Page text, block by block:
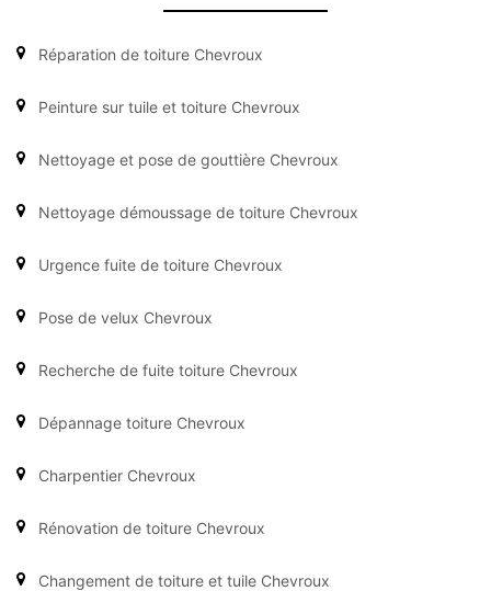
Réparation de toiture Chevroux
Peinture sur tuile et toiture Chevroux
Nettoyage et pose de gouttière Chevroux
Nettoyage démoussage de toiture Chevroux
Urgence fuite de toiture Chevroux
Pose de velux Chevroux
Recherche de fuite toiture Chevroux
Dépannage toiture Chevroux
Charpentier Chevroux
Rénovation de toiture Chevroux
Changement de toiture et tuile Chevroux